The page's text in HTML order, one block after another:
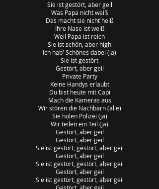
Sie ist gestört, aber geil
Was Papa nicht weiß
Das macht sie nicht heiß
Ihre Nase ist weiß
Weil Papa ist reich
Sie ist schön, aber high
Ich hab' Schönes dabei (ja)
Sie ist gestört
Gestört, aber geil
Private Party
Keine Handys erlaubt
Du bist heute mit Capi
Mach die Kameras aus
Wir stören die Nachbarn (alle)
Sie holen Polizei (ja)
Wir teilen ein Teil (ja)
Gestört, aber geil
Gestört, aber geil
Sie ist gestört, gestört, aber geil
Gestört, aber geil
Sie ist gestört, gestört, aber geil
Gestört, aber geil
Sie ist gestört, gestört, aber geil